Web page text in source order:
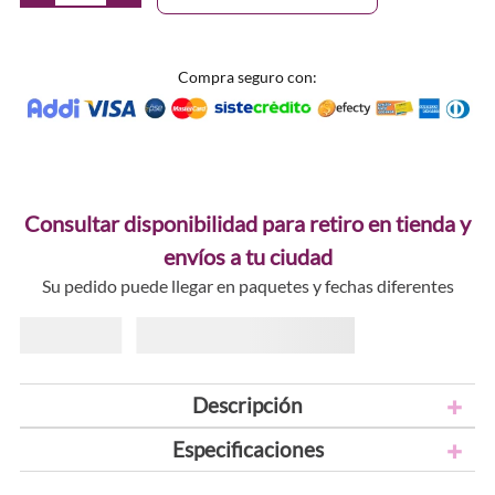
Compra seguro con:
Consultar disponibilidad para retiro en tienda y
envíos a tu ciudad
Su pedido puede llegar en paquetes y fechas diferentes
Descripción
Especificaciones